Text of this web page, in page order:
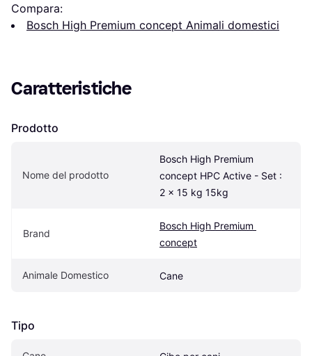
Compara:
Bosch High Premium concept Animali domestici
Caratteristiche
Prodotto
Nome del prodotto
Bosch High Premium
concept HPC Active - Set :
2 x 15 kg 15kg
Brand
Bosch High Premium
concept
Animale Domestico Cane
Tipo